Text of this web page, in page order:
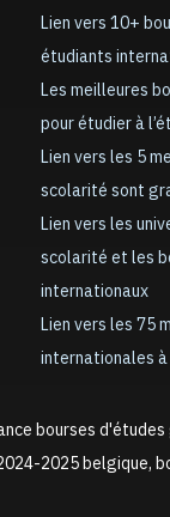
Lien vers 10+
étudiants
Les meilleures
pour étudier à
Lien vers les 5
scolarité sont
Lien vers les
scolarité et les
internationaux
Lien vers les 75
internationales
bourses
2025 belgique,